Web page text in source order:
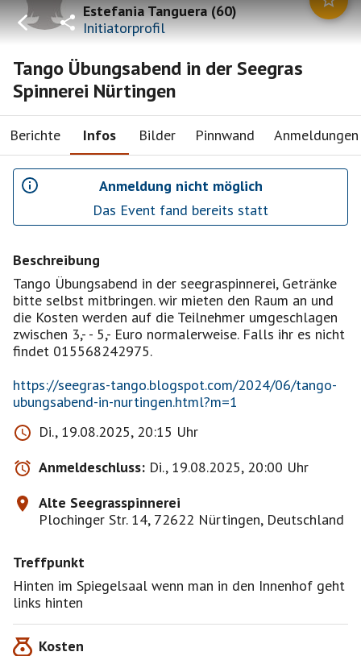
Estefania Tanguera(60)
Initiatorprofil
Tango Übungsabend in der Seegras
Spinnerei Nürtingen
Berichte Infos Bilder Pinnwand Anmeldungen
Anmeldung nicht möglich
Das Event fand bereits statt
Beschreibung
Tango Übungsabend in der seegraspinnerei, Getränke
bitte selbst mitbringen. wir mieten den Raum an und
die Kosten werden auf die Teilnehmer umgeschlagen
zwischen 3,- - 5,- Euro normalerweise. Falls ihr es nicht
findet 015568242975.
https://seegras-tango.blogspot.com/2024/06/tango-
ubungsabend-in-nurtingen.html?m=1
Di., 19.08.2025, 20:15 Uhr
Anmeldeschluss: Di., 19.08.2025, 20:00 Uhr
Alte Seegrasspinnerei
Plochinger Str. 14, 72622 Nürtingen, Deutschland
Treffpunkt
Hinten im Spiegelsaal wenn man in den Innenhof geht
links hinten
Kosten